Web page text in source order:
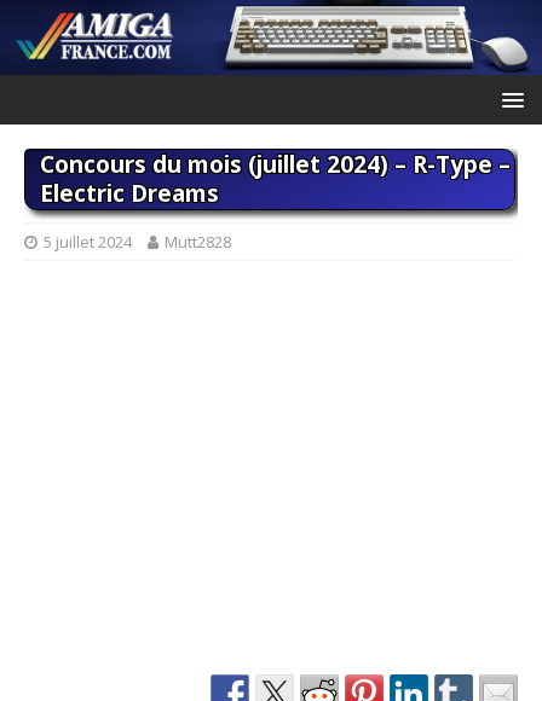
Concours du mois (juillet 2024) – R-Type –
Electric Dreams
5 juillet 2024 Mutt2828